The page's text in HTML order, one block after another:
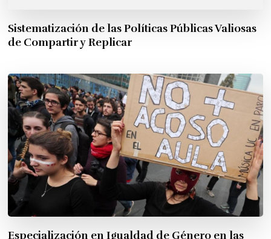
Sistematización de las Políticas Públicas Valiosas
de Compartir y Replicar
Especialización en Igualdad de Género en las